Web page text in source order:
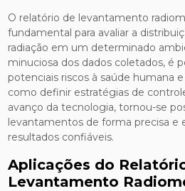
O relatório de levantamento
fundamental para avaliar a
radiação em um determinado
minuciosa dos dados coletados, é
potenciais riscos à saúde humana
como definir estratégias de
avanço da tecnologia, tornou-se
levantamentos de forma precisa e
resultados confiáveis.
Aplicações do
Levantamento